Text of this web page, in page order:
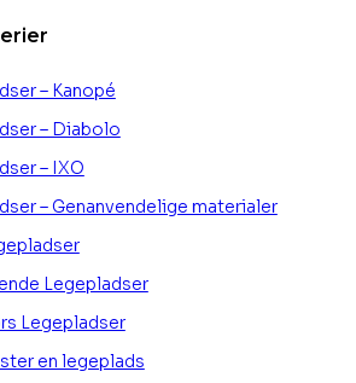
– Kanopé
– Diabolo
– IXO
– Genanvendelige materialer
Legepladser
Legepladser
en legeplads